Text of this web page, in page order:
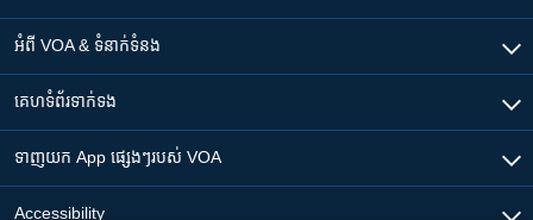
អំពី​ VOA & ទំនាក់ទំនង
គេហទំព័រ​​ទាក់ទង
ទាញយក​ App ផ្សេងៗ​របស់​ VOA
Accessibility